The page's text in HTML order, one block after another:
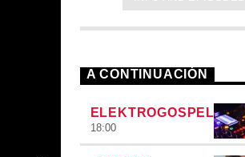
A CONTINUACIÓN
ELEKTROGOSPEL
18:00